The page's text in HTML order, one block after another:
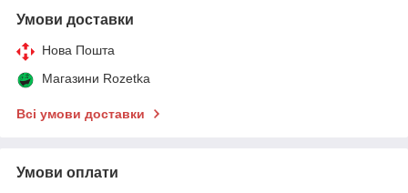
Умови доставки
Нова Пошта
Магазини Rozetka
Всі умови доставки
Умови оплати